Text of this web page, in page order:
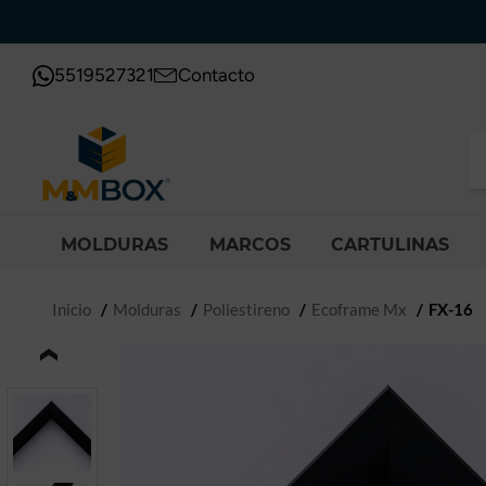
5519527321 Contacto
MOLDURAS MARCOS CARTULINAS
Inicio Molduras Poliestireno Ecoframe Mx FX-16
‹